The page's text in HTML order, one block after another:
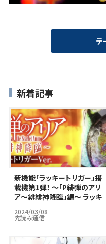
テ
新着記事
新機能「ラッキートリガー」搭
載機第1弾！ ～「P緋弾のアリ
ア～緋緋神降臨」編～ ラッキ
ートリガーはパチンコ市場の
救世主となりうるのか…？
2024/03/08
先読み通信